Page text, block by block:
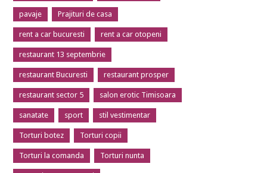
pavaje Prajituri de casa
rent a car bucuresti rent a car otopeni
restaurant 13 septembrie
restaurant Bucuresti restaurant prosper
restaurant sector 5 salon erotic Timisoara
sanatate sport stil vestimentar
Torturi botez Torturi copii
Torturi la comanda Torturi nunta